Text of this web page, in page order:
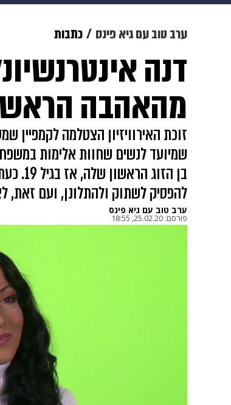
תרבות צבא וביטחון
גאווה ויוה משפט
ערב טוב עם גיא פינס כתבות
דנה
מהאהבה
זוכת האירוויזיון הצטלמה לקמפיין
שמיועד לנשים שחוות אלימות
בן
להפסיק לשתוק ולהתלונן, ועם
ערב טוב עם גיא פינס
פורסם: 25.02.20, 18:55